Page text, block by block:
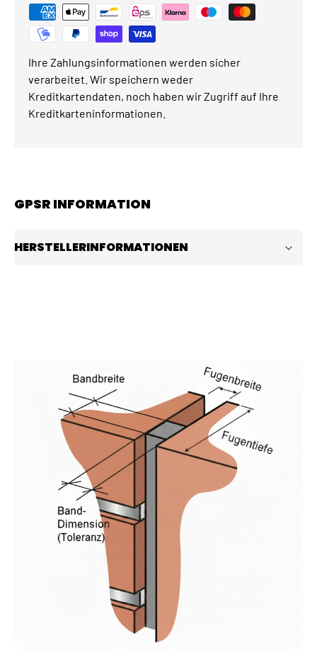
Ihre Zahlungsinformationen werden sicher
verarbeitet. Wir speichern weder
Kreditkartendaten, noch haben wir Zugriff auf Ihre
Kreditkarteninformationen.
GPSR INFORMATION
HERSTELLERINFORMATIONEN